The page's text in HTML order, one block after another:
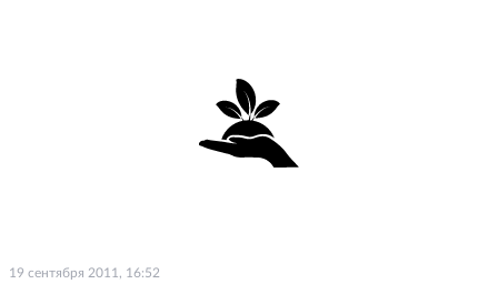
19 сентября 2011, 16:52